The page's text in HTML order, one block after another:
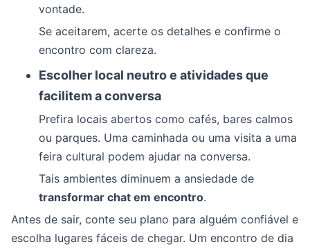
vontade.
Se aceitarem, acerte os detalhes e confirme o
encontro com clareza.
Escolher local neutro e atividades que
facilitem a conversa
Prefira locais abertos como cafés, bares calmos
ou parques. Uma caminhada ou uma visita a uma
feira cultural podem ajudar na conversa.
Tais ambientes diminuem a ansiedade de
transformar chat em encontro.
Antes de sair, conte seu plano para alguém confiável e
escolha lugares fáceis de chegar. Um encontro de dia